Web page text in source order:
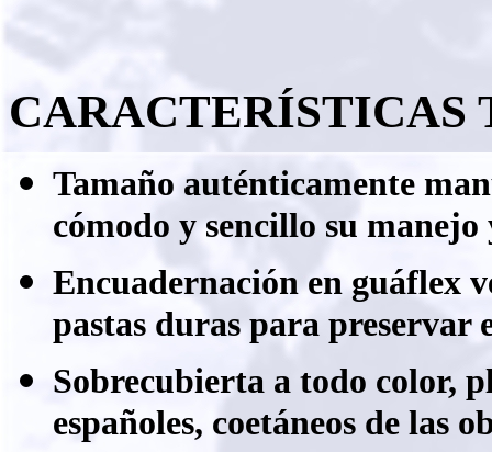
CARACTERÍSTICAS
Tamaño auténticamente
cómodo y sencillo su
Encuadernación en guáflex
pastas duras para preservar
Sobrecubierta a todo color,
españoles, coetáneos de las